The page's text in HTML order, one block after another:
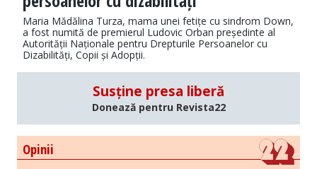
Maria Mădălina Turza, mama unei fetițe cu sindrom Down,
a fost numită de premierul Ludovic Orban președinte al
Autorității Naționale pentru Drepturile Persoanelor cu
Dizabilități, Copii și Adopții.
Susține presa liberă
Donează pentru Revista22
Opinii